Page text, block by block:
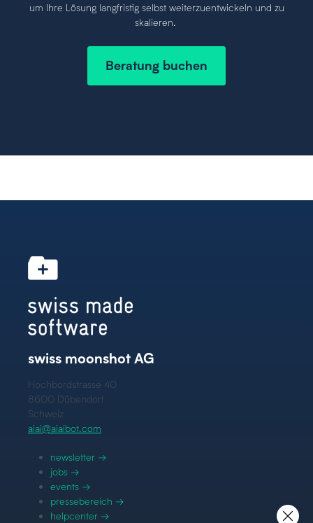
um Ihre Lösung langfristig selbst weiterzuentwickeln und zu
skalieren.
Beratung buchen
swiss moonshot AG
Hochbordstrasse 40
8600 Dübendorf
Schweiz
aiai@aiaibot.com
newsletter →
jobs →
events →
pressebereich →
helpcenter →